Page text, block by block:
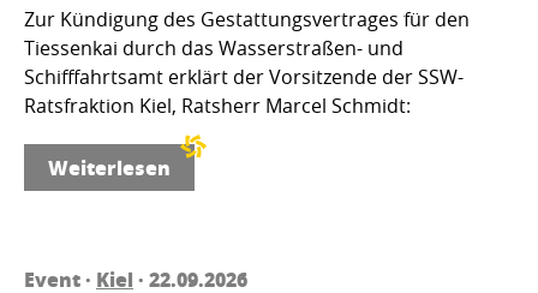
Zur Kündigung des Gestattungsvertrages für den
Tiessenkai durch das Wasserstraßen- und
Schifffahrtsamt erklärt der Vorsitzende der SSW-
Ratsfraktion Kiel, Ratsherr Marcel Schmidt:
Weiterlesen
Event · Kiel · 22.09.2026